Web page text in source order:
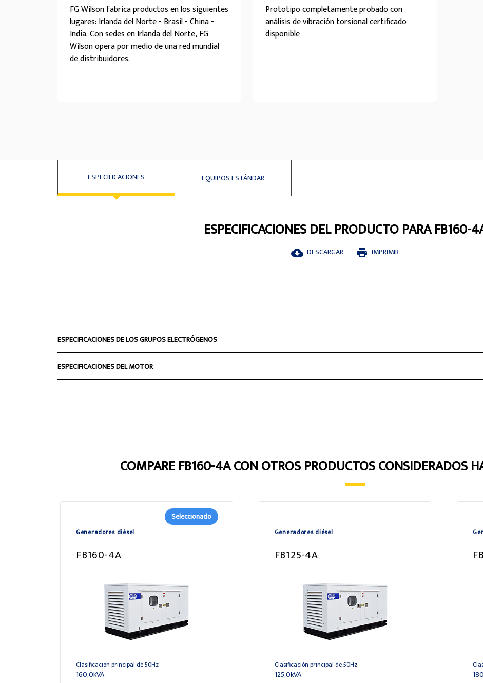
FG Wilson fabrica productos en los siguientes
lugares: Irlanda del Norte - Brasil - China -
India. Con sedes en Irlanda del Norte, FG
Wilson opera por medio de una red mundial
de distribuidores.
Prototipo completamente probado con
análisis de vibración torsional certificado
disponible
ESPECIFICACIONES EQUIPOS ESTÁNDAR
ESPECIFICACIONES DEL PRODUCTO PARA FB160-
cloud_download DESCARGAR print IMPRIMIR
ESPECIFICACIONES DE LOS GRUPOS ELECTRÓGENOS
ESPECIFICACIONES DEL MOTOR
COMPARE FB160-4A CON OTROS PRODUCTOS CONSIDERADOS
Generadores diésel
Seleccionado
FB160-4A
Clasificación principal de 50Hz
160,0kVA
Generadores diésel
FB125-4A
Clasificación principal de 50Hz
125,0kVA